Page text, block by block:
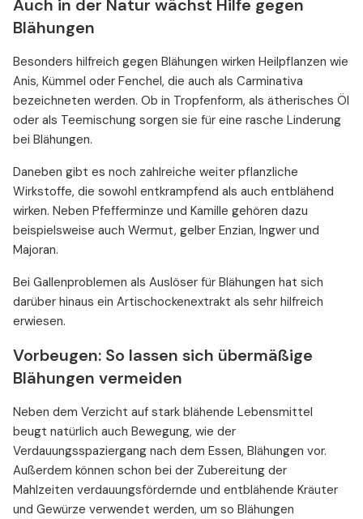
Auch in der Natur wächst Hilfe gegen
Blähungen
Besonders hilfreich gegen Blähungen wirken Heilpflanzen wie
Anis, Kümmel oder Fenchel, die auch als Carminativa
bezeichneten werden. Ob in Tropfenform, als ätherisches Öl
oder als Teemischung sorgen sie für eine rasche Linderung
bei Blähungen.
Daneben gibt es noch zahlreiche weiter pflanzliche
Wirkstoffe, die sowohl entkrampfend als auch entblähend
wirken. Neben Pfefferminze und Kamille gehören dazu
beispielsweise auch Wermut, gelber Enzian, Ingwer und
Majoran.
Bei Gallenproblemen als Auslöser für Blähungen hat sich
darüber hinaus ein Artischockenextrakt als sehr hilfreich
erwiesen.
Vorbeugen: So lassen sich übermäßige
Blähungen vermeiden
Neben dem Verzicht auf stark blähende Lebensmittel
beugt natürlich auch Bewegung, wie der
Verdauungsspaziergang nach dem Essen, Blähungen vor.
Außerdem können schon bei der Zubereitung der
Mahlzeiten verdauungsfördernde und entblähende Kräuter
und Gewürze verwendet werden, um so Blähungen